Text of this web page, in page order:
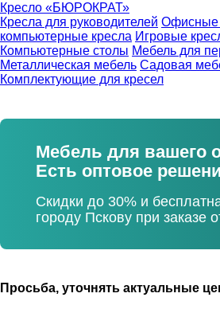
Кресло «БЮРОКРАТ»
Кресла для руководителей Офисные
компьютерные кресла Игровые
Компьютерные столы Мебель для
Металлическая мебель Садовая
Комплектующие для кресел
Мебель для вашего
Есть оптовое
Скидки до 30% и
городу Пскову при заказе
Просьба, уточнять актуальные